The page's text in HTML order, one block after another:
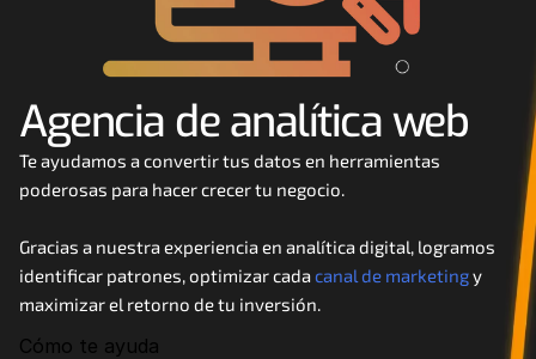
Careers
About
Agencia de analítica web
Te ayudamos a convertir tus datos en herramientas
poderosas para hacer crecer tu negocio.
Gracias a nuestra experiencia en analítica digital, logramos
identificar patrones, optimizar cada canal de marketing y
maximizar el retorno de tu inversión.
Cómo te ayuda